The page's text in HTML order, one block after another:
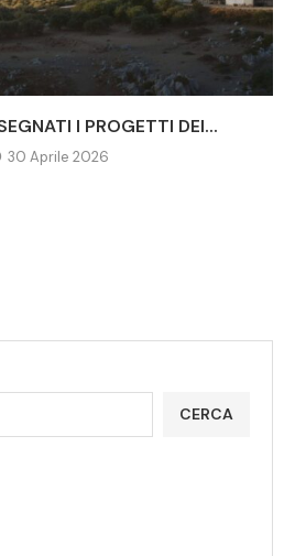
I PROGETTI DEI...
30 Aprile 2026
CERCA